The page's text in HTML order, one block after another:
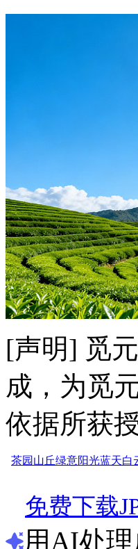
[声明] 觅
成，为觅
依据所获
茶园 山丘绿意阳光蓝天白
免费下载
用AI处